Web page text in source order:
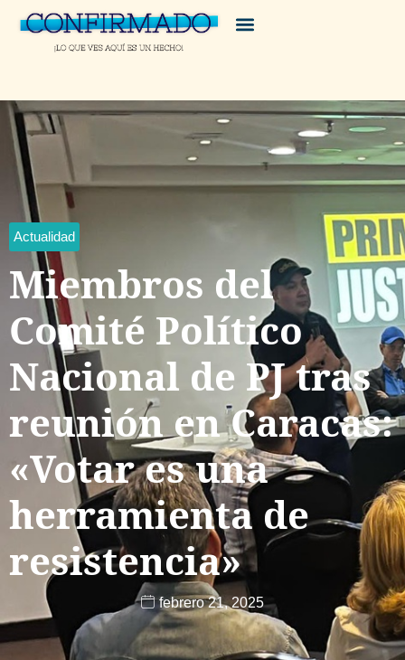
Actualidad
Miembros del
Comité Político
Nacional de PJ tras
reunión en Caracas:
«Votar es una
herramienta de
resistencia»
febrero 21, 2025